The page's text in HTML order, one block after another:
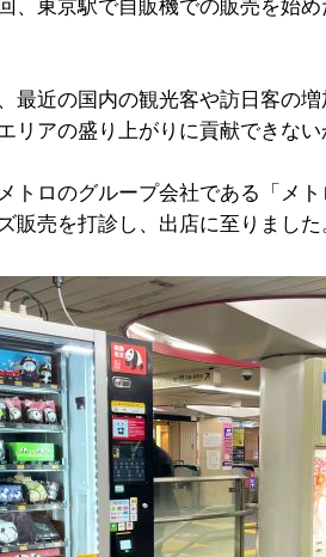
、東京駅で自販機での販売を始
最近の国内の観光客や訪日客の
リアの盛り上がりに貢献できない
トロのグループ会社である「メ
販売を打診し、出店に至りました